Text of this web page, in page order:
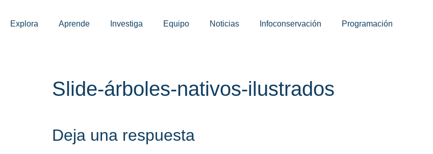
Explora Aprende Investiga Equipo Noticias Infoconservación Programación
Slide-árboles-nativos-ilustrados
Deja una respuesta